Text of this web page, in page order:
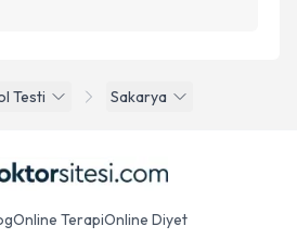
Testi Sakarya
Online TerapiOnline Diyet